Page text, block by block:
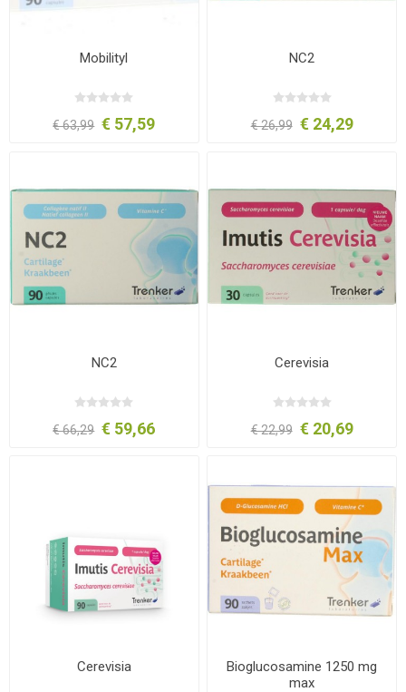
Mobilityl
€ 63,99 € 57,59
NC2
€ 26,99 € 24,29
NC2
€ 66,29 € 59,66
Cerevisia
€ 22,99 € 20,69
Cerevisia
Bioglucosamine 1250 mg
max